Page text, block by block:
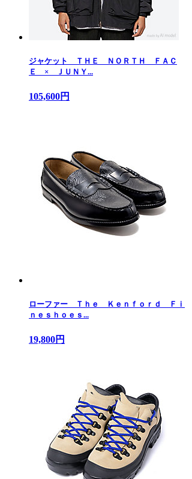
ジャケット ＴＨＥ ＮＯＲＴＨ ＦＡＣ
Ｅ × ＪＵＮＹ...
105,600円
ローファー Ｔｈｅ Ｋｅｎｆｏｒｄ Ｆｉ
ｎｅｓｈｏｅｓ...
19,800円